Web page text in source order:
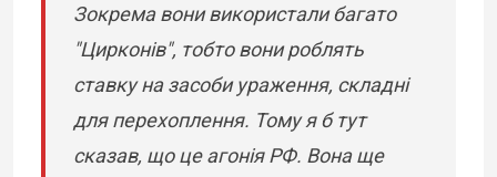
Зокрема вони використали багато
"Цирконів", тобто вони роблять
ставку на засоби ураження, складні
для перехоплення. Тому я б тут
сказав, що це агонія РФ. Вона ще